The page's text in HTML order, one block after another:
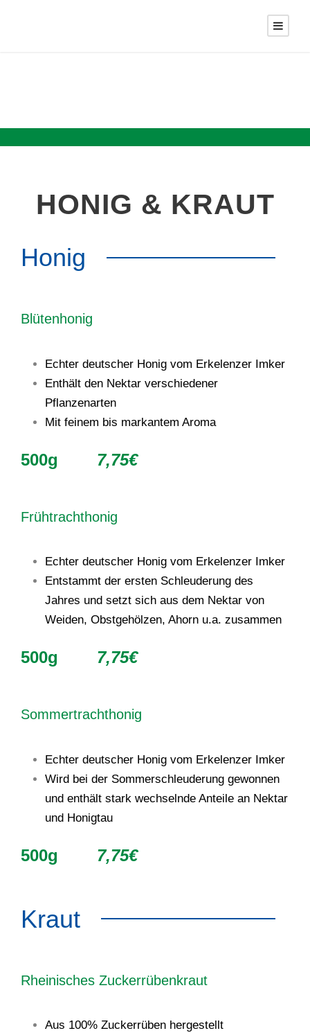
HONIG & KRAUT
Honig
Blütenhonig
Echter deutscher Honig vom Erkelenzer Imker
Enthält den Nektar verschiedener
Pflanzenarten
Mit feinem bis markantem Aroma
500g 7,75€
Frühtrachthonig
Echter deutscher Honig vom Erkelenzer Imker
Entstammt der ersten Schleuderung des
Jahres und setzt sich aus dem Nektar von
Weiden, Obstgehölzen, Ahorn u.a. zusammen
500g 7,75€
Sommertrachthonig
Echter deutscher Honig vom Erkelenzer Imker
Wird bei der Sommerschleuderung gewonnen
und enthält stark wechselnde Anteile an Nektar
und Honigtau
500g 7,75€
Kraut
Rheinisches Zuckerrübenkraut
Aus 100% Zuckerrüben hergestellt